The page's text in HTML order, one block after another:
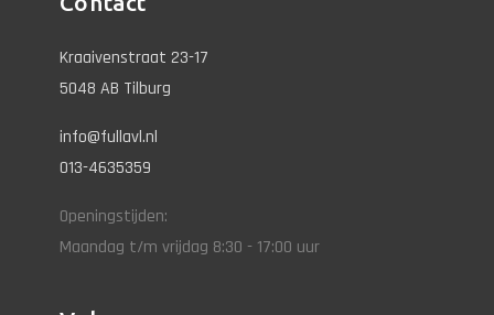
Kraaivenstraat 23-17
5048 AB Tilburg
info@fullavl.nl
013-4635359
Openingstijden:
Maandag t/m vrijdag 8:30 - 17:00 uur